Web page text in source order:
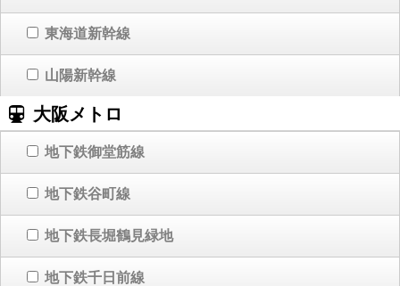
東海道新幹線
山陽新幹線
大阪メトロ
地下鉄御堂筋線
地下鉄谷町線
地下鉄長堀鶴見緑地
地下鉄千日前線